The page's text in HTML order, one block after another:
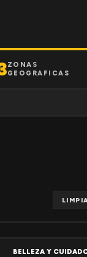
ZONAS
GEOGRAFICAS
BELLEZA Y